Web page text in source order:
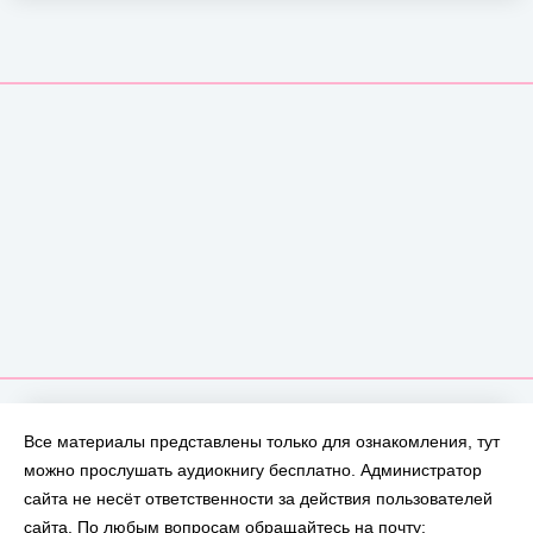
Все материалы представлены только для ознакомления, тут
можно прослушать аудиокнигу бесплатно. Администратор
сайта не несёт ответственности за действия пользователей
сайта. По любым вопросам обращайтесь на почту: